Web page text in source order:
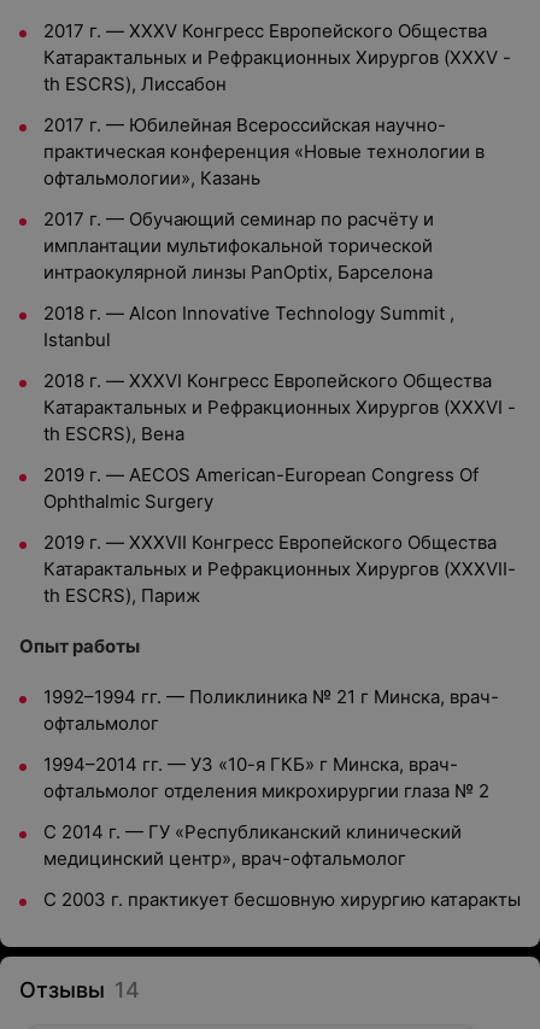
2017 г. — XXХV Конгресс Европейского Общества
Катарактальных и Рефракционных Хирургов (XXХV -
th ESCRS), Лиссабон
2017 г. — Юбилейная Всероссийская научно-
практическая конференция «Новые технологии в
офтальмологии», Казань
2017 г. — Обучающий семинар по расчёту и
имплантации мультифокальной торической
интраокулярной линзы PanOptix, Барселона
2018 г. — Alcon Innovative Technology Summit ,
Istanbul
2018 г. — XXХVI Конгресс Европейского Общества
Катарактальных и Рефракционных Хирургов (XXХVI -
th ESCRS), Вена
2019 г. — AECOS American-European Congress Of
Ophthalmic Surgery
2019 г. — XXХVII Конгресс Европейского Общества
Катарактальных и Рефракционных Хирургов (XXХVII-
th ESCRS), Париж
Опыт работы
1992–1994 гг. — Поликлиника № 21 г Минска, врач-
офтальмолог
1994–2014 гг. — УЗ «10-я ГКБ» г Минска, врач-
офтальмолог отделения микрохирургии глаза № 2
С 2014 г. — ГУ «Республиканский клинический
медицинский центр», врач-офтальмолог
С 2003 г. практикует бесшовную хирургию катаракты
Отзывы 14